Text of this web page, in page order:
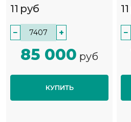
11 руб
− +
85 000 руб
КУПИТЬ
11
−